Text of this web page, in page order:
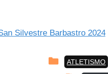
Silvestre Barbastro 2024
Categorías
ATLETISMO